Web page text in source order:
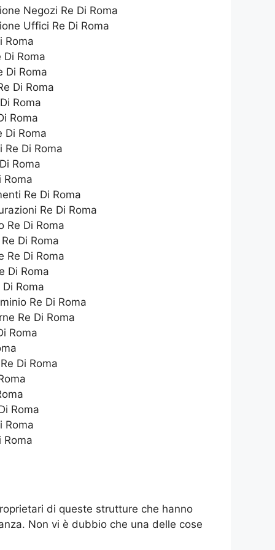
Negozi Re Di Roma
Uffici Re Di Roma
Roma
Di Roma
Di Roma
Di Roma
Roma
Roma
Di Roma
Re Di Roma
Roma
Roma
Re Di Roma
Re Di Roma
Re Di Roma
Di Roma
Re Di Roma
Di Roma
Roma
Re Di Roma
Re Di Roma
Roma
Di Roma
Roma
Roma
Roma
di queste strutture che hanno
Non vi è dubbio che una delle cose